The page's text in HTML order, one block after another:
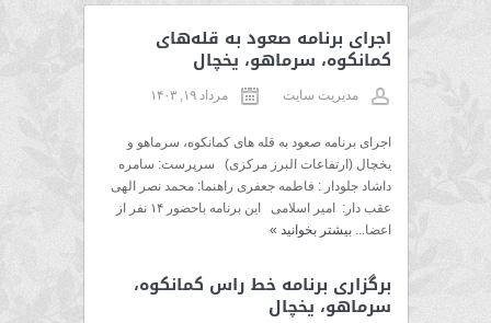
اجرای برنامه صعود به قله‌های
کمانکوه، سرماهو، یخچال
مدیریت سایت مرداد ۱۹, ۱۴۰۳
اجرای برنامه صعود به قله های کمانکوه، سرماهو و
یخچال (ارتفاعات البرز مرکزی) سرپرست: سامره
داشاد جلودار : فاطمه جعفری راهنما: محمد نصر الهی
عقب دار: امیر اسلامی این برنامه باحضور ۱۴ نفر از
اعضا...بیشتر بخوانید »
برگزاری برنامه خط راس کمانکوه،
سرماهو، یخچال